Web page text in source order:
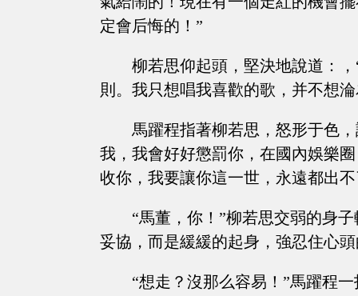
定會后悔的！”
柳若思仰起頭，堅決地說道：
則。我只想唱我喜歡的歌，并不想
馬躍程指著柳若思，怒形于色
我，我會好好懲罰你，在國內娛樂
收你，我要讓你這一世，永遠都出
“馬董，你！”柳若思交弱的身
妥協，而是緩緩的起身，強忍住心
“想走？沒那么容易！”馬躍程